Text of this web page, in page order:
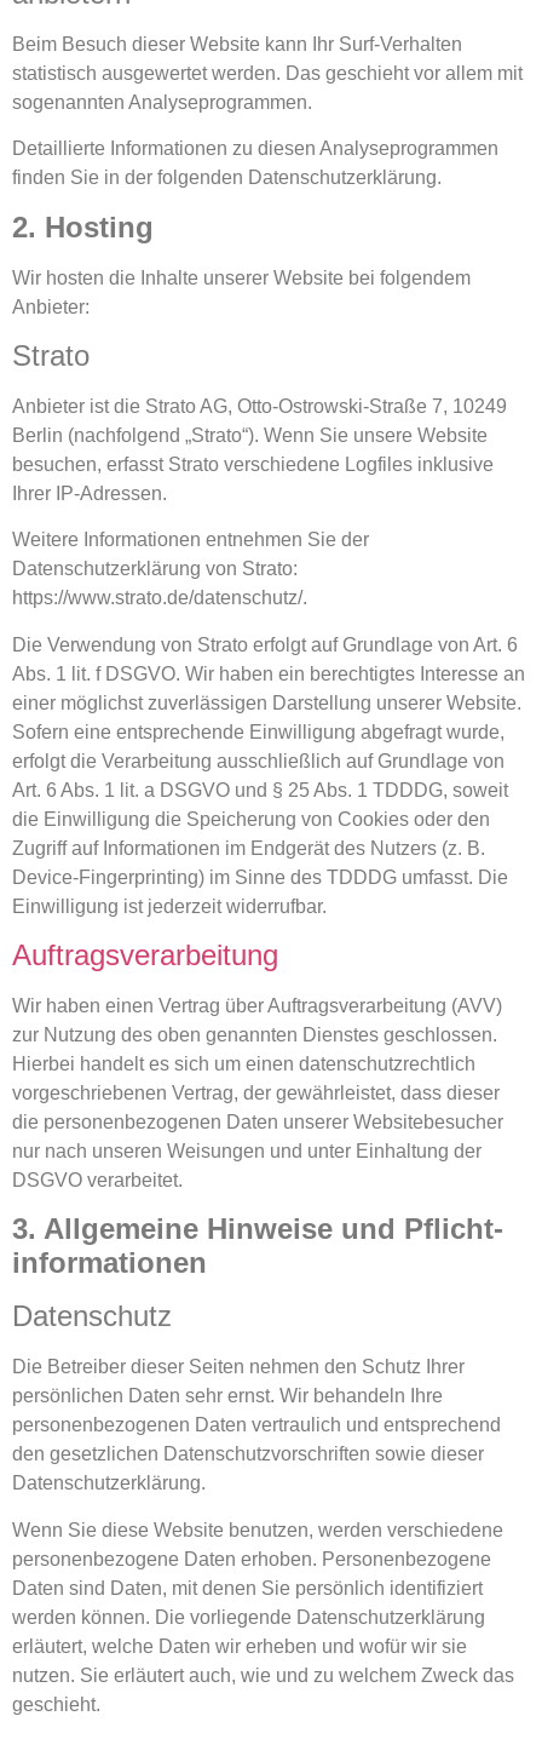
Beim Besuch dieser Website kann Ihr Surf-Verhalten
statistisch ausgewertet werden. Das geschieht vor allem mit
sogenannten Analyseprogrammen.
Detaillierte Informationen zu diesen Analyseprogrammen
finden Sie in der folgenden Datenschutzerklärung.
2. Hosting
Wir hosten die Inhalte unserer Website bei folgendem
Anbieter:
Strato
Anbieter ist die Strato AG, Otto-Ostrowski-Straße 7, 10249
Berlin (nachfolgend „Strato“). Wenn Sie unsere Website
besuchen, erfasst Strato verschiedene Logfiles inklusive
Ihrer IP-Adressen.
Weitere Informationen entnehmen Sie der
Datenschutzerklärung von Strato:
https://www.strato.de/datenschutz/.
Die Verwendung von Strato erfolgt auf Grundlage von Art. 6
Abs. 1 lit. f DSGVO. Wir haben ein berechtigtes Interesse an
einer möglichst zuverlässigen Darstellung unserer Website.
Sofern eine entsprechende Einwilligung abgefragt wurde,
erfolgt die Verarbeitung ausschließlich auf Grundlage von
Art. 6 Abs. 1 lit. a DSGVO und § 25 Abs. 1 TDDDG, soweit
die Einwilligung die Speicherung von Cookies oder den
Zugriff auf Informationen im Endgerät des Nutzers (z. B.
Device-Fingerprinting) im Sinne des TDDDG umfasst. Die
Einwilligung ist jederzeit widerrufbar.
Auftragsverarbeitung
Wir haben einen Vertrag über Auftragsverarbeitung (AVV)
zur Nutzung des oben genannten Dienstes geschlossen.
Hierbei handelt es sich um einen datenschutzrechtlich
vorgeschriebenen Vertrag, der gewährleistet, dass dieser
die personenbezogenen Daten unserer Websitebesucher
nur nach unseren Weisungen und unter Einhaltung der
DSGVO verarbeitet.
3. Allgemeine Hinweise und Pflicht­
informationen
Datenschutz
Die Betreiber dieser Seiten nehmen den Schutz Ihrer
persönlichen Daten sehr ernst. Wir behandeln Ihre
personenbezogenen Daten vertraulich und entsprechend
den gesetzlichen Datenschutzvorschriften sowie dieser
Datenschutzerklärung.
Wenn Sie diese Website benutzen, werden verschiedene
personenbezogene Daten erhoben. Personenbezogene
Daten sind Daten, mit denen Sie persönlich identifiziert
werden können. Die vorliegende Datenschutzerklärung
erläutert, welche Daten wir erheben und wofür wir sie
nutzen. Sie erläutert auch, wie und zu welchem Zweck das
geschieht.